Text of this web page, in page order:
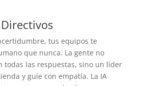
tus equipos te
que nunca. La gente no
todas las respuestas, sino un líder
y guíe con empatía. La IA